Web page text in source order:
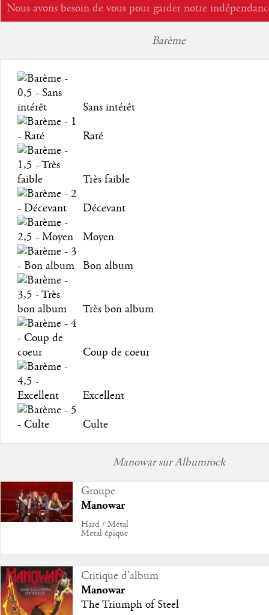
Nous avons besoin de vous pour garder notre
Barème
Sans intérêt
Raté
Très faible
Décevant
Moyen
Bon album
Très bon album
Coup de coeur
Excellent
Culte
Manowar sur Albumrock
Groupe
Manowar
Hard / Métal
Metal épique
Critique d'album
Manowar
The Triumph of Steel